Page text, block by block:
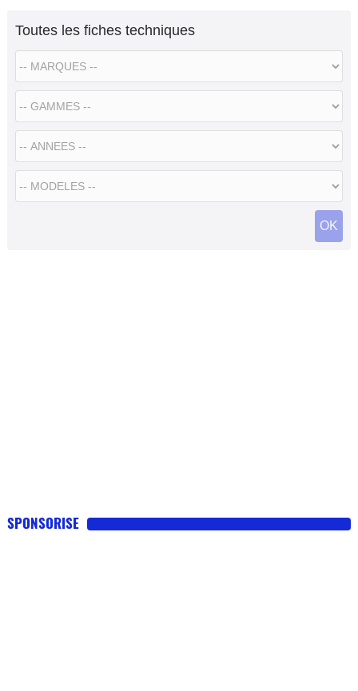
Toutes les fiches techniques
SPONSORISE